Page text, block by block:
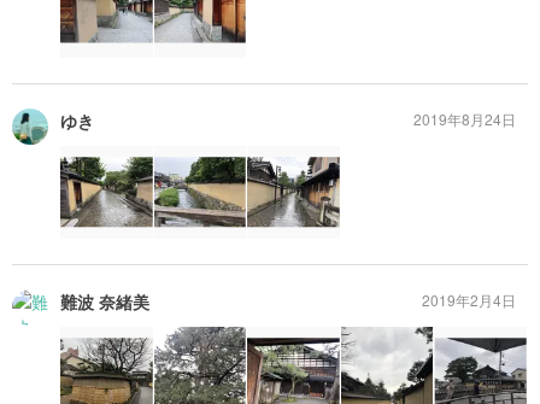
ゆき 2019年8月24日
難波 奈緒美 2019年2月4日